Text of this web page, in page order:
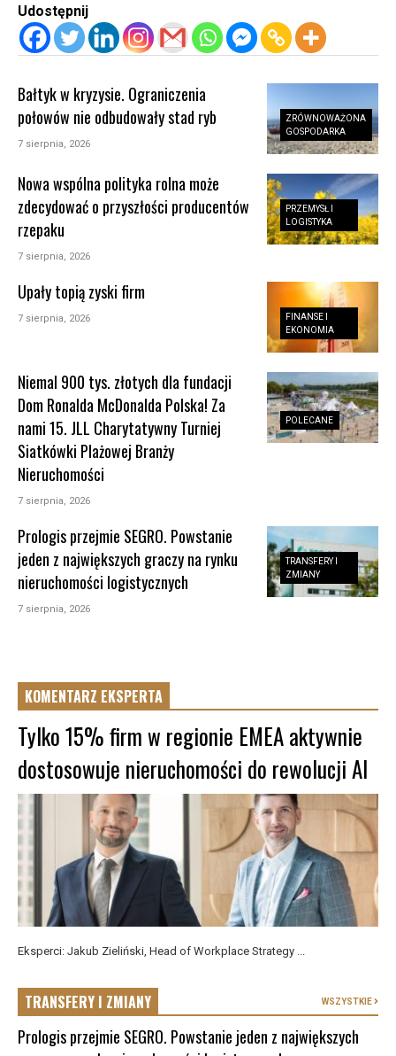
Udostępnij
ZRÓWNOWAŻONA
GOSPODARKA
Bałtyk w kryzysie. Ograniczenia
połowów nie odbudowały stad ryb
7 sierpnia, 2026
PRZEMYSŁ I
LOGISTYKA
Nowa wspólna polityka rolna może
zdecydować o przyszłości producentów
rzepaku
7 sierpnia, 2026
FINANSE I
EKONOMIA
Upały topią zyski firm
7 sierpnia, 2026
POLECANE
Niemal 900 tys. złotych dla fundacji
Dom Ronalda McDonalda Polska! Za
nami 15. JLL Charytatywny Turniej
Siatkówki Plażowej Branży
Nieruchomości
7 sierpnia, 2026
TRANSFERY I
ZMIANY
Prologis przejmie SEGRO. Powstanie
jeden z największych graczy na rynku
nieruchomości logistycznych
7 sierpnia, 2026
KOMENTARZ EKSPERTA
Tylko 15% firm w regionie EMEA aktywnie
dostosowuje nieruchomości do rewolucji AI
Eksperci: Jakub Zieliński, Head of Workplace Strategy ...
TRANSFERY I ZMIANY WSZYSTKIE
Prologis przejmie SEGRO. Powstanie jeden z największych